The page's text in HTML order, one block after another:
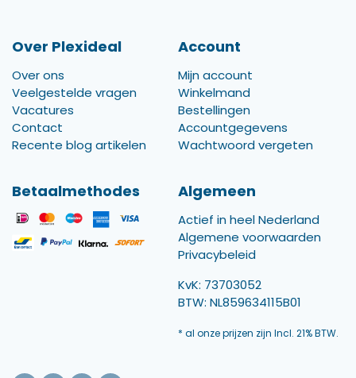
Over Plexideal
Over ons
Veelgestelde vragen
Vacatures
Contact
Recente blog artikelen
Account
Mijn account
Winkelmand
Bestellingen
Accountgegevens
Wachtwoord vergeten
Betaalmethodes Algemeen
Actief in heel Nederland
Algemene voorwaarden
Privacybeleid
KvK: 73703052
BTW: NL859634115B01
* al onze prijzen zijn Incl. 21% BTW.